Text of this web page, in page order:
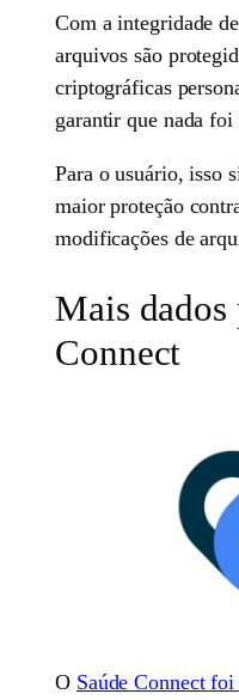
Com a integridade
arquivos são
criptográficas
garantir que nada
Para o usuário, isso
maior proteção
modificações de
Mais dados
Connect
O Saúde Connect